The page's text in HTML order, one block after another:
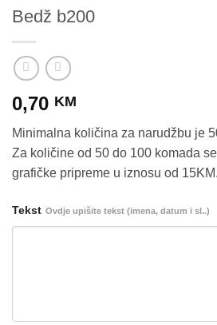
Bedž b200
0,70 KM
Minimalna količina za narudžbu je
Za količine od 50 do 100 komada
grafičke pripreme u iznosu od 15KM.
Tekst Ovdje upišite tekst (imena, datum i sl..)